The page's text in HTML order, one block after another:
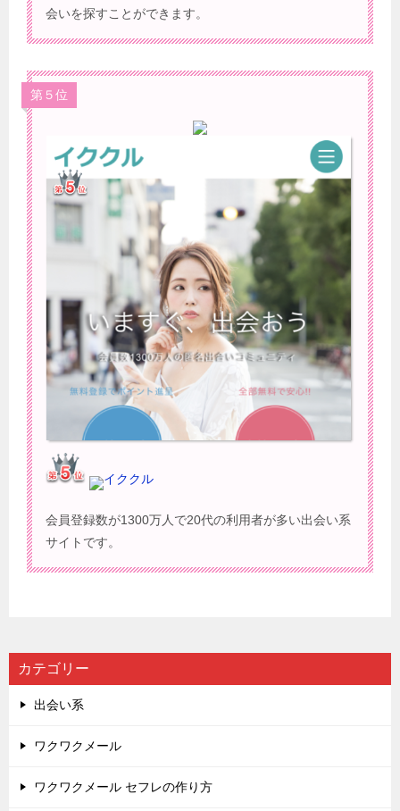
会いを探すことができます。
第５位
イククル
会員登録数が1300万人で20代の利用者が多い出会い系
サイトです。
カテゴリー
出会い系
ワクワクメール
ワクワクメール セフレの作り方